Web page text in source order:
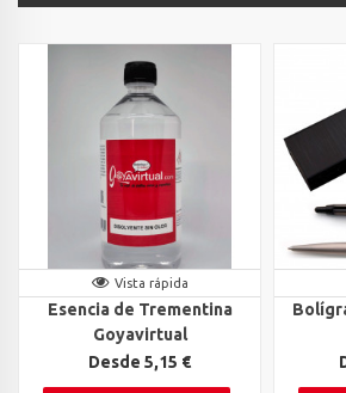
Vista rápida
Esencia de Trementina
Goyavirtual
Desde 5,15 €